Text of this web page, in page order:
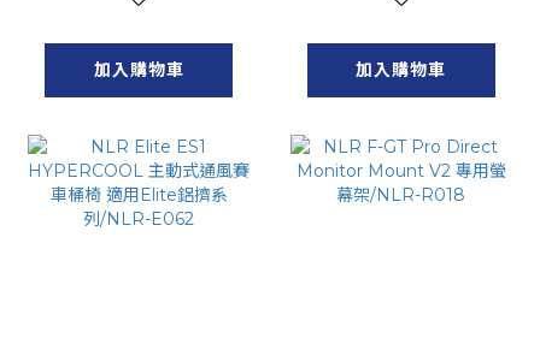
疊/NLR-S031GR
加入購物車 加入購物車